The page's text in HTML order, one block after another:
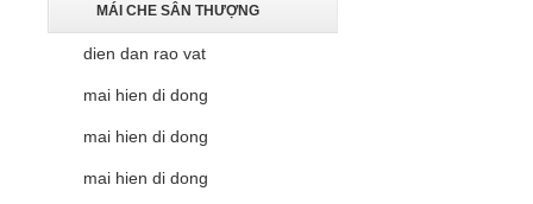
MÁI CHE SÂN THƯỢNG
dien dan rao vat
mai hien di dong
mai hien di dong
mai hien di dong